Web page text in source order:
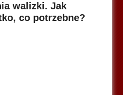
walizki. Jak
co potrzebne?